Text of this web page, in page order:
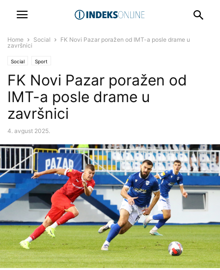
Home Social
FK Novi Pazar poražen od IMT-a posle drame u
završnici
Social Sport
FK Novi Pazar poražen od
IMT-a posle drame u
završnici
4. avgust 2025.